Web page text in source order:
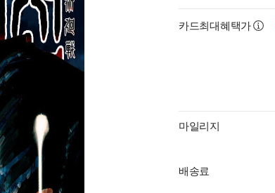
카드최대혜택가
마일리지
배송료